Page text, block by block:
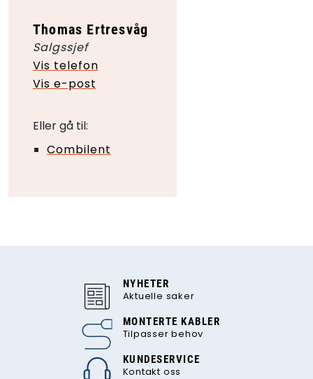
Thomas Ertresvåg
Salgssjef
Vis telefon
Vis e-post
Eller gå til:
Combilent
NYHETER
Aktuelle saker
MONTERTE KABLER
Tilpasser behov
KUNDESERVICE
Kontakt oss